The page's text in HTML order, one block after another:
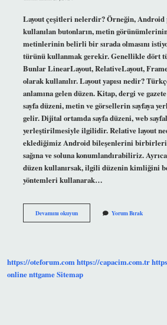
Layout çeşitleri nelerdir? Örneğin, Android
kullanılan butonların, metin
metinlerinin belirli bir sırada olmasını
türünü kullanmak gerekir. Genellikle dört
Bunlar LinearLayout, RelativeLayout,
olarak kullanılır. Layout yapısı nedir?
anlamına gelen düzen. Kitap, dergi ve
sayfa düzeni, metin ve görsellerin sayfaya
gelir. Dijital ortamda sayfa düzeni, web
yerleştirilmesiyle ilgilidir. Relative layout
eklediğimiz Android bileşenlerini
sağına ve soluna konumlandırabiliriz.
düzen kullanırsak, ilgili düzenin kimliğini
yöntemleri kullanarak…
Devamını okuyunLayout
Türleri
Yorum Bırak
https://oteforum.comhttps://capacim.com.tr
onlinenttgameSitemap